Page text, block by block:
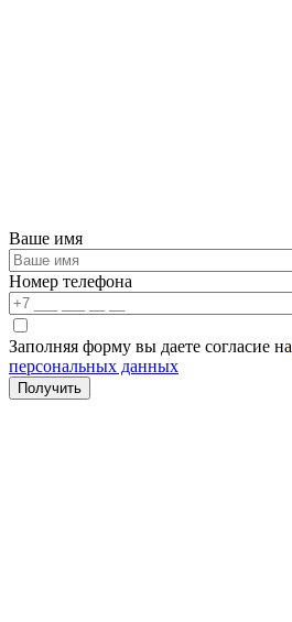
Ваше имя
Номер телефона
Заполняя форму вы даете согласие на
персональных данных